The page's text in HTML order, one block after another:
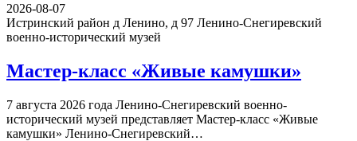
2026-08-07
Истринский район д Ленино, д 97 Ленино-Снегиревский
военно-исторический музей
Мастер-класс «Живые камушки»
7 августа 2026 года Ленино-Снегиревский военно-
исторический музей представляет Мастер-класс «Живые
камушки» Ленино-Снегиревский…